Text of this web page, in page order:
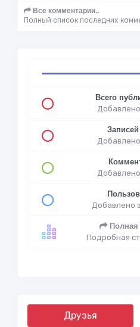
Все комментарии..
Полный список последних
Всего
Добавлено
Полная
Подробная
Друзья